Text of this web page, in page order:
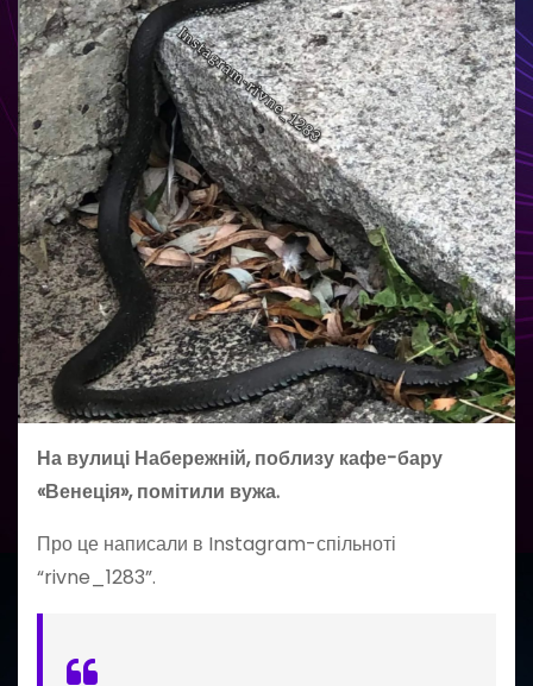
На вулиці Набережній, поблизу кафе-бару
«Венеція», помітили вужа.
Про це написали в Instagram-спільноті
“rivne_1283”.